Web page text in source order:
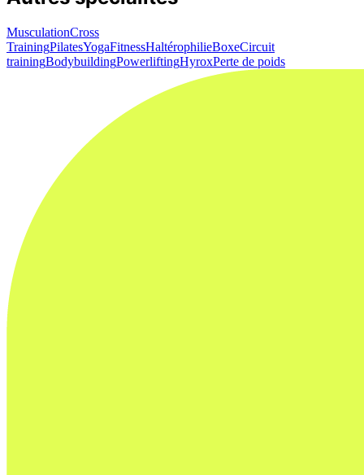
MusculationCross
TrainingPilatesYogaFitnessHaltérophilieBoxeCircuit
trainingBodybuildingPowerliftingHyroxPerte de poids